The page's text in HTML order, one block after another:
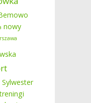
nowy
Sylwester
treningi